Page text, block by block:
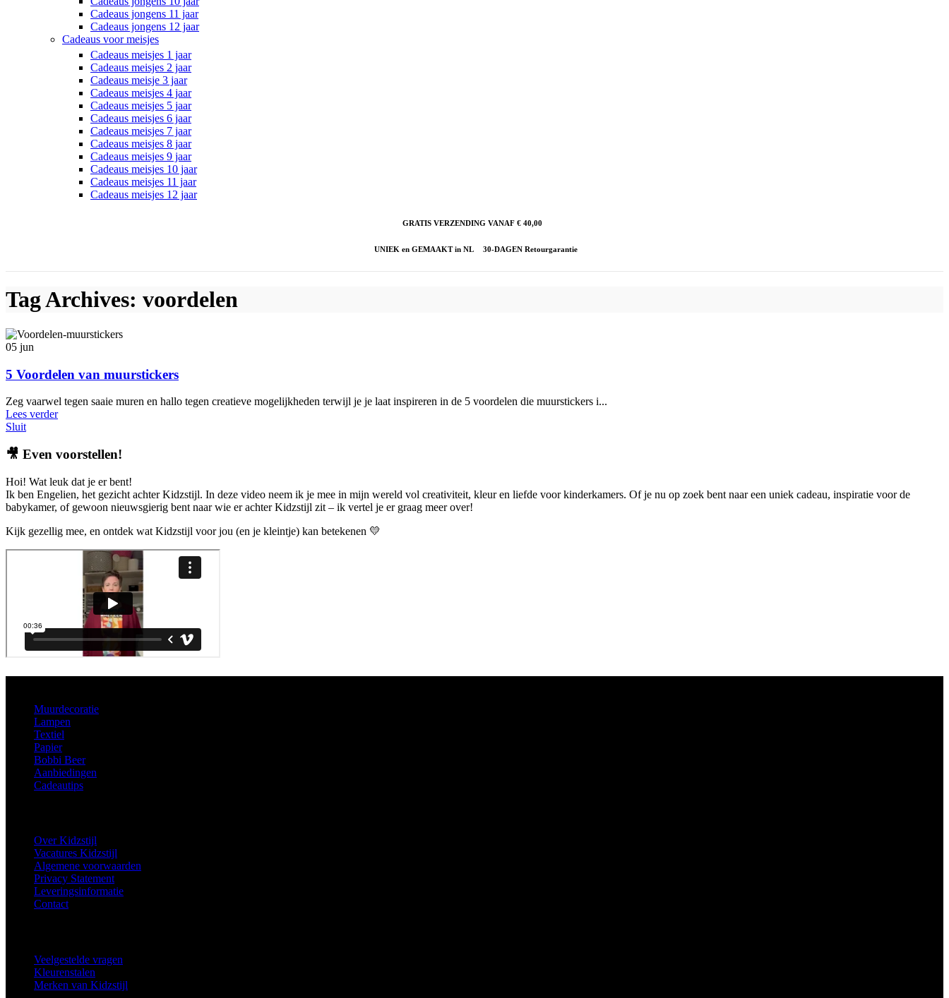
Cadeaus jongens 11 jaar
Cadeaus jongens 12 jaar
Cadeaus voor meisjes
Cadeaus meisjes 1 jaar
Cadeaus meisjes 2 jaar
Cadeaus meisje 3 jaar
Cadeaus meisjes 4 jaar
Cadeaus meisjes 5 jaar
Cadeaus meisjes 6 jaar
Cadeaus meisjes 7 jaar
Cadeaus meisjes 8 jaar
Cadeaus meisjes 9 jaar
Cadeaus meisjes 10 jaar
Cadeaus meisjes 11 jaar
Cadeaus meisjes 12 jaar
GRATIS VERZENDING VANAF € 40,00
UNIEK en GEMAAKT in NL 30-DAGEN Retourgarantie
Tag Archives: voordelen
05 jun
5 Voordelen van muurstickers
Zeg vaarwel tegen saaie muren en hallo tegen creatieve mogelijkheden terwijl je je laat inspireren in de 5 voordelen die muurstickers i...
Lees verder
Sluit
🎥 Even voorstellen!
Hoi! Wat leuk dat je er bent!
Ik ben Engelien, het gezicht achter Kidzstijl. In deze video neem ik je mee in mijn wereld vol creativiteit, kleur en liefde voor kinderkamers. Of je nu op zoek bent naar een uniek cadeau, inspiratie voor de
babykamer, of gewoon nieuwsgierig bent naar wie er achter Kidzstijl zit – ik vertel je er graag meer over!
Kijk gezellig mee, en ontdek wat Kidzstijl voor jou (en je kleintje) kan betekenen 💛
Muurdecoratie
Lampen
Textiel
Papier
Bobbi Beer
Aanbiedingen
Cadeautips
Over Kidzstijl
Vacatures Kidzstijl
Algemene voorwaarden
Privacy Statement
Leveringsinformatie
Contact
Veelgestelde vragen
Kleurenstalen
Merken van Kidzstijl